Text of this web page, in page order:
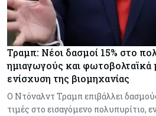
Τραμπ: Νέοι δασμοί 15% στο
ημιαγωγούς και φωτοβολταϊκά
ενίσχυση της βιομηχανίας
Ο Ντόναλντ Τραμπ επιβάλλει
τιμές στο εισαγόμενο πολυπυρίτιο,